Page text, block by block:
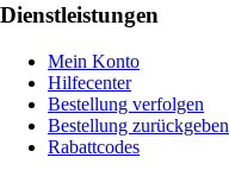
Dienstleistungen
Mein Konto
Hilfecenter
Bestellung verfolgen
Bestellung zurückgeben
Rabattcodes